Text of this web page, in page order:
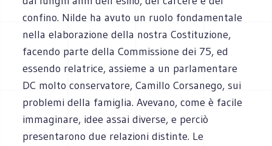
confino. Nilde ha avuto un ruolo fondamentale
nella elaborazione della nostra Costituzione,
facendo parte della Commissione dei 75, ed
essendo relatrice, assieme a un parlamentare
DC molto conservatore, Camillo Corsanego, sui
problemi della famiglia. Avevano, come è facile
immaginare, idee assai diverse, e perciò
presentarono due relazioni distinte. Le